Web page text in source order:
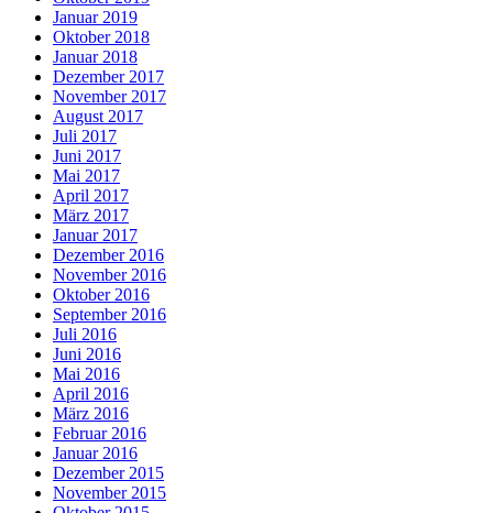
Januar 2019
Oktober 2018
Januar 2018
Dezember 2017
November 2017
August 2017
Juli 2017
Juni 2017
Mai 2017
April 2017
März 2017
Januar 2017
Dezember 2016
November 2016
Oktober 2016
September 2016
Juli 2016
Juni 2016
Mai 2016
April 2016
März 2016
Februar 2016
Januar 2016
Dezember 2015
November 2015